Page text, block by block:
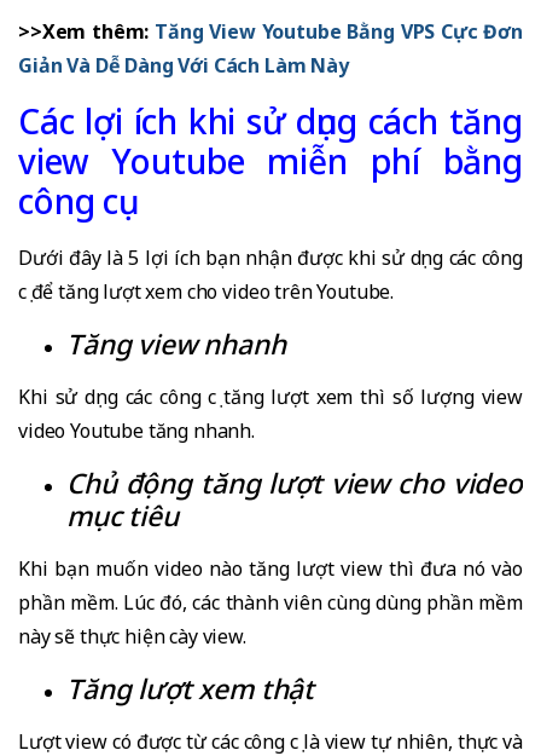
>>Xem thêm: Tăng View Youtube Bằng VPS Cực Đơn
Giản Và Dễ Dàng Với Cách Làm Này
Các lợi ích khi sử dụng cách tăng
view Youtube miễn phí bằng
công cụ
Dưới đây là 5 lợi ích bạn nhận được khi sử dụng các công
cụ để tăng lượt xem cho video trên Youtube.
Tăng view nhanh
Khi sử dụng các công cụ tăng lượt xem thì số lượng view
video Youtube tăng nhanh.
Chủ động tăng lượt view cho video
mục tiêu
Khi bạn muốn video nào tăng lượt view thì đưa nó vào
phần mềm. Lúc đó, các thành viên cùng dùng phần mềm
này sẽ thực hiện cày view.
Tăng lượt xem thật
Lượt view có được từ các công cụ là view tự nhiên, thực và